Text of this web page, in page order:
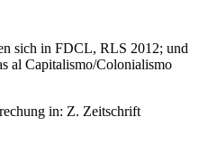
sich in FDCL, RLS 2012; und
al Capitalismo/Colonialismo
in: Z. Zeitschrift